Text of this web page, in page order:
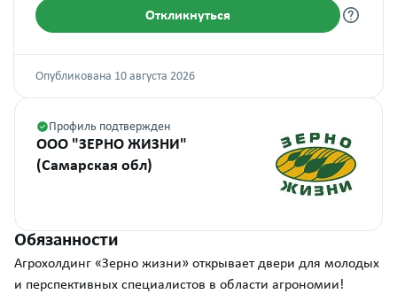
Откликнуться
Опубликована 10 августа 2026
Профиль подтвержден
ООО "ЗЕРНО ЖИЗНИ"
(Самарская обл)
Обязанности
Агрохолдинг «Зерно жизни» открывает двери для молодых
и перспективных специалистов в области агрономии!